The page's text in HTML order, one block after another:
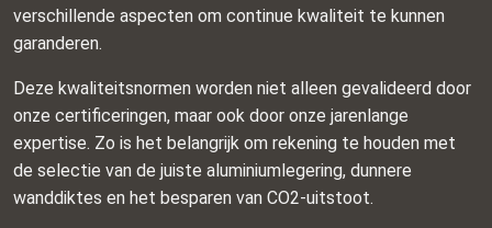
verschillende aspecten om continue kwaliteit te kunnen
garanderen.
Deze kwaliteitsnormen worden niet alleen gevalideerd door
onze certificeringen, maar ook door onze jarenlange
expertise. Zo is het belangrijk om rekening te houden met
de selectie van de juiste aluminiumlegering, dunnere
wanddiktes en het besparen van CO2-uitstoot.